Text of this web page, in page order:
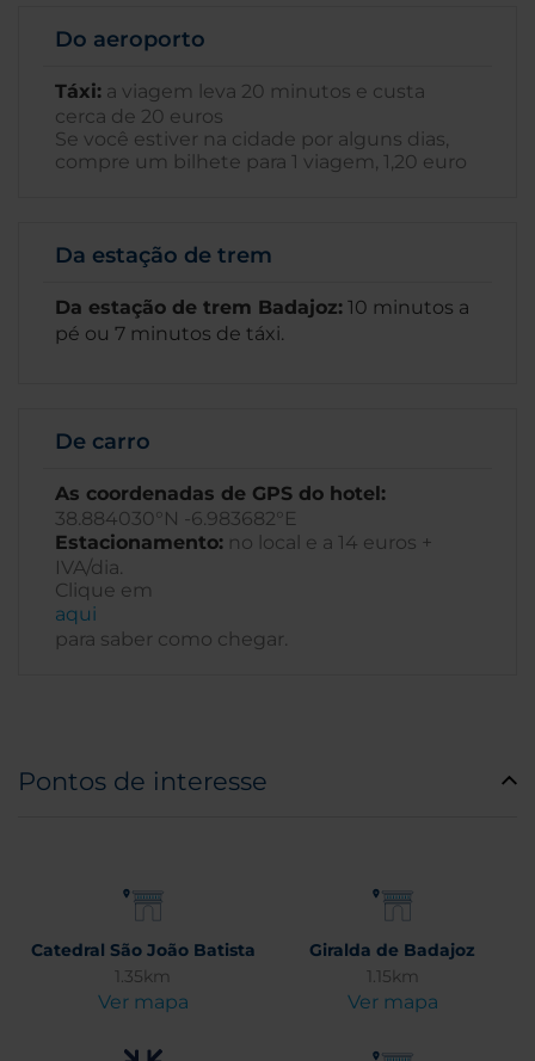
Do aeroporto
Táxi: a viagem leva 20 minutos e custa
cerca de 20 euros
Se você estiver na cidade por alguns dias,
compre um bilhete para 1 viagem, 1,20 euro
Da estação de trem
Da estação de trem Badajoz: 10 minutos a
pé ou 7 minutos de táxi.
De carro
As coordenadas de GPS do hotel:
38.884030°N -6.983682°E
Estacionamento: no local e a 14 euros +
IVA/dia.
Clique em
aqui
para saber como chegar.
Pontos de interesse
Catedral São João Batista
1.35km
Ver mapa
Giralda de Badajoz
1.15km
Ver mapa